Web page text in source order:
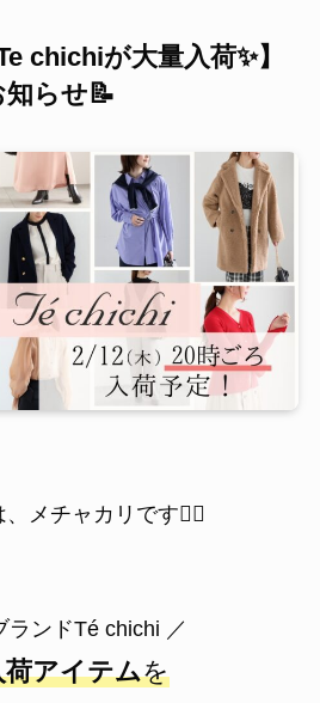
chichiが大量入荷✨】
らせ📝
メチャカリです💁‍♀️
ランドTé chichi ／
荷アイテムを